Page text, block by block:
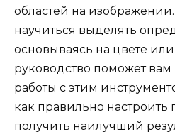
областей на
научиться выделять
основываясь на цвете или
руководство поможет вам
работы с этим
как правильно настроить
получить наилучший